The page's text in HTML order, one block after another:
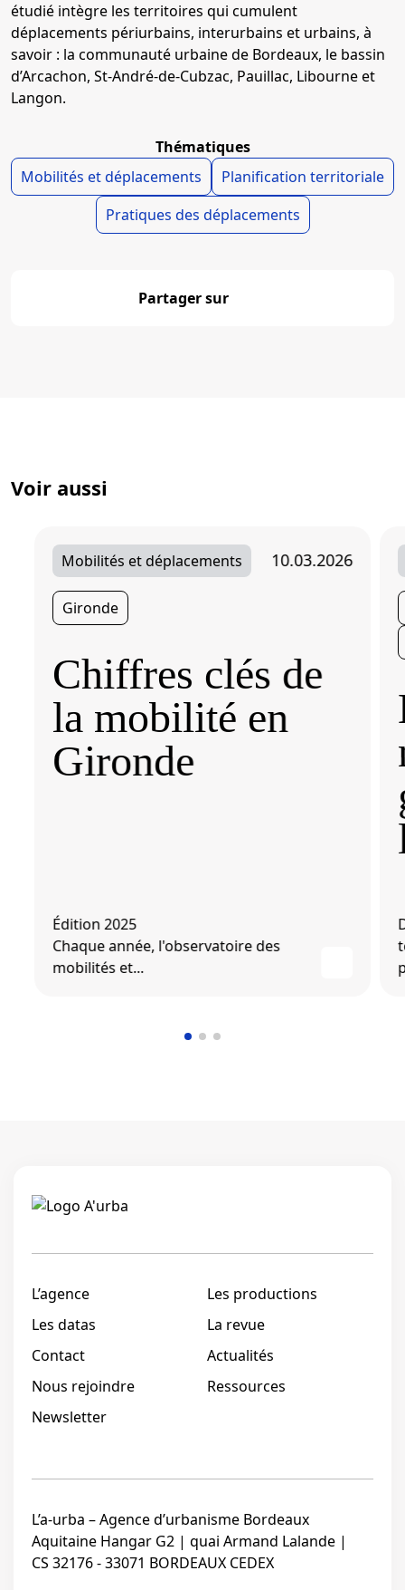
étudié intègre les territoires qui cumulent
déplacements périurbains, interurbains et urbains, à
savoir : la communauté urbaine de Bordeaux, le bassin
d’Arcachon, St-André-de-Cubzac, Pauillac, Libourne et
Langon.
Thématiques
Mobilités et déplacements
Planification territoriale
Pratiques des déplacements
Partager sur
Voir aussi
Mobilités et déplacements 10.03.2026
Gironde
Chiffres clés de
la mobilité en
Gironde
Édition 2025
Chaque année, l'observatoire des
mobilités et...
L’agence
Les productions
Les datas
La revue
Contact
Actualités
Nous rejoindre
Ressources
Newsletter
L’a-urba – Agence d’urbanisme Bordeaux
Aquitaine Hangar G2 | quai Armand Lalande |
CS 32176 - 33071 BORDEAUX CEDEX